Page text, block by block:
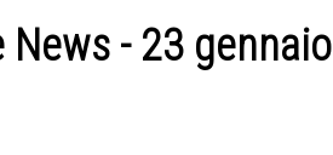
News - 23 gennaio